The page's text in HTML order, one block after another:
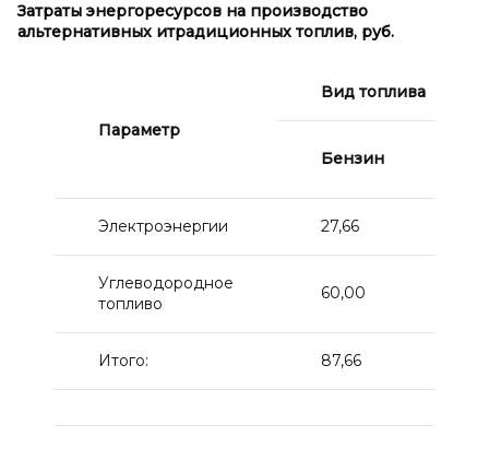
Затраты энергоресурсов на производство
альтернативных итрадиционных топлив, руб.
Параметр
Вид топлива
Бензин
Электроэнергии 27,66
Углеводородное
топливо
60,00
Итого: 87,66